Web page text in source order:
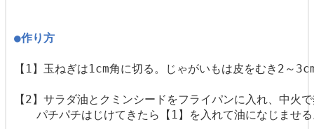
●作り方
【1】玉ねぎは1cm角に切る。じゃがいもは皮をむき2～
【2】サラダ油とクミンシードをフライパンに入れ、中火